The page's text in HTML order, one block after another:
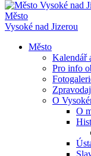
Město
Vysoké nad Jizerou
Město
Kalendář
Pro info
O
O